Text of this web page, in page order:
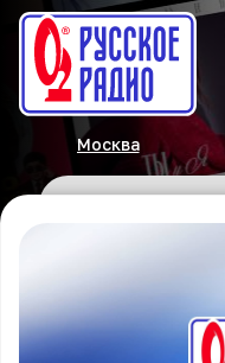
Москва